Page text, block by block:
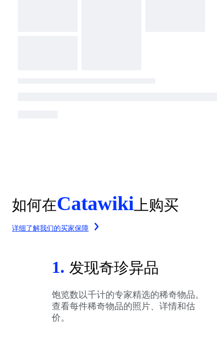
如何在Catawiki 上购买
详细了解我们的买家保障
1. 发现奇珍异品
饱览数以千计的专家精选的稀奇物品。
查看每件稀奇物品的照片、详情和估
价。